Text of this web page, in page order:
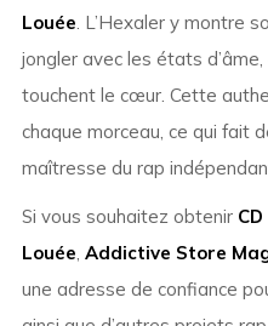
Louée. L’Hexaler y montre
jongler avec les états
touchent le cœur. Cette
chaque morceau, ce qui fait
maîtresse du rap
Si vous souhaitez obtenir
Louée, Addictive Store
une adresse de confiance